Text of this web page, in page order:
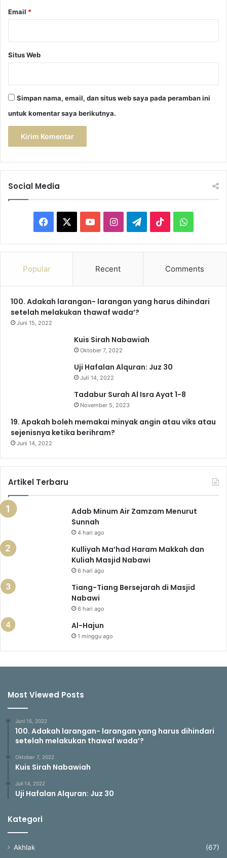
Email *
Situs Web
Simpan nama, email, dan situs web saya pada peramban ini
untuk komentar saya berikutnya.
Social Media
a
b
o
o
u
e
I
n
a
r
a
e
g
a
m
i
o
W
h
s
Popular Recent Comments
100. Adakah larangan- larangan yang harus dihindari
setelah melakukan thawaf wada’?
Juni 15, 2022
Kuis Sirah Nabawiah
Oktober 7, 2022
Uji Hafalan Alquran: Juz 30
Juli 14, 2022
Tadabur Surah Al Isra Ayat 1-8
November 5, 2023
19. Apakah boleh memakai minyak angin atau viks atau
sejenisnya ketika berihram?
Juni 14, 2022
Artikel Terbaru
Adab Minum Air Zamzam Menurut
Sunnah
4 hari ago
Kulliyah Ma’had Haram Makkah dan
Kuliah Masjid Nabawi
6 hari ago
Tiang-Tiang Bersejarah di Masjid
Nabawi
6 hari ago
Al-Hajun
1 minggu ago
Most Viewed Posts
Juni 15, 2022
100. Adakah larangan- larangan yang harus dihindari
setelah melakukan thawaf wada’?
Oktober 7, 2022
Kuis Sirah Nabawiah
Juli 14, 2022
Uji Hafalan Alquran: Juz 30
Kategori
Akhlak
(67)